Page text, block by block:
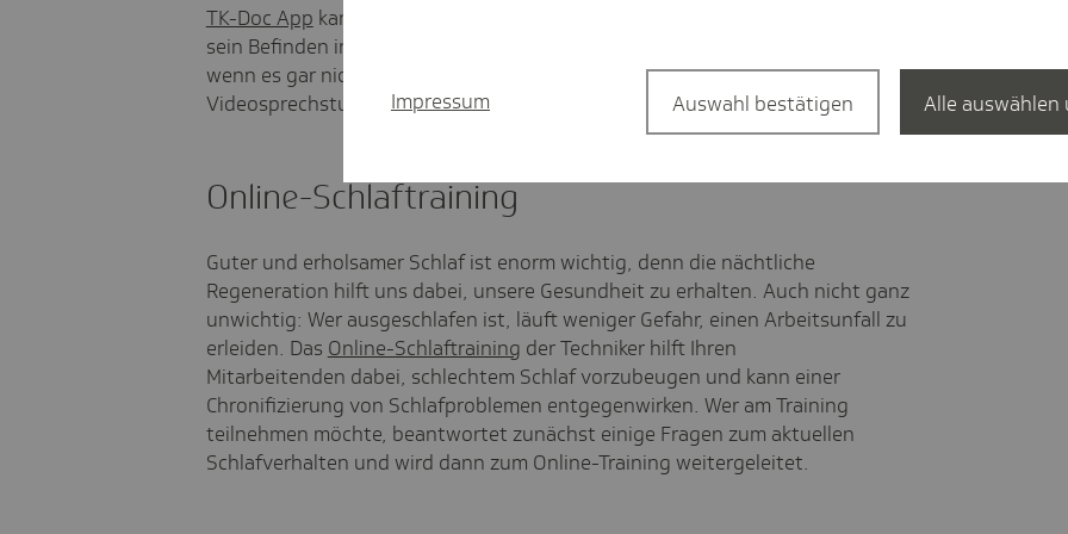
TK-Doc App kann man sich rund um die Uhr bei Ärztinnen und Ärzten über
sein Befinden informieren, ohne das Krankenbett verlassen zu müssen. Und
wenn es gar nicht mehr anders geht, ist auch eine Krankschreibung per
Videosprechstunde möglich. Die App steht kostenlos zum Download bereit.
Online-Schlaftraining
Guter und erholsamer Schlaf ist enorm wichtig, denn die nächtliche
Regeneration hilft uns dabei, unsere Gesundheit zu erhalten. Auch nicht ganz
unwichtig: Wer ausgeschlafen ist, läuft weniger Gefahr, einen Arbeitsunfall zu
erleiden. Das Online-Schlaftraining der Techniker hilft Ihren
Mitarbeitenden dabei, schlechtem Schlaf vorzubeugen und kann einer
Chronifizierung von Schlafproblemen entgegenwirken. Wer am Training
teilnehmen möchte, beantwortet zunächst einige Fragen zum aktuellen
Schlafverhalten und wird dann zum Online-Training weitergeleitet.
Impressum Auswahl bestätigen Alle auswählen